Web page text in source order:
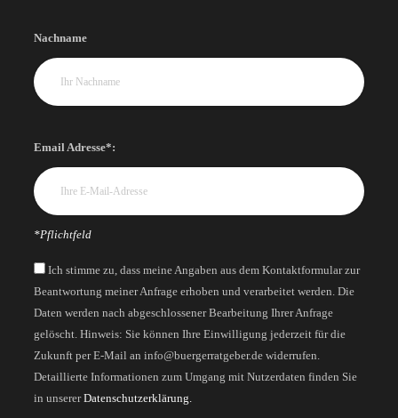
Nachname
Email Adresse*:
*Pflichtfeld
Ich stimme zu, dass meine Angaben aus dem Kontaktformular zur
Beantwortung meiner Anfrage erhoben und verarbeitet werden. Die
Daten werden nach abgeschlossener Bearbeitung Ihrer Anfrage
gelöscht. Hinweis: Sie können Ihre Einwilligung jederzeit für die
Zukunft per E-Mail an info@buergerratgeber.de widerrufen.
Detaillierte Informationen zum Umgang mit Nutzerdaten finden Sie
in unsererDatenschutzerklärung.